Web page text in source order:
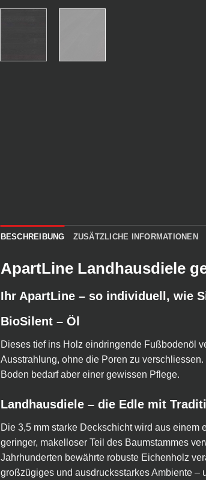
BESCHREIBUNG ZUSÄTZLICHE INFORMATIONEN
ApartLine Landhausdiele
Ihr ApartLine – so individuell, wie
BioSilent – Öl
Dieses tief ins Holz eindringende Fußbodenöl
Ausstrahlung, ohne die Poren zu
Boden bedarf aber einer gewissen Pflege.
Landhausdiele – die Edle mit
Die 3,5 mm starke Deckschicht wird aus
geringer, makelloser Teil des Baumstammes
Jahrhunderten bewährte robuste Eichenholz
großzügiges und ausdrucksstarkes Ambiente